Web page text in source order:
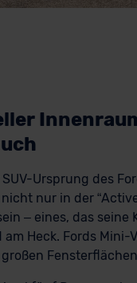
SUV-Ursprung des
nur in der
– eines, das
am Heck. Fords